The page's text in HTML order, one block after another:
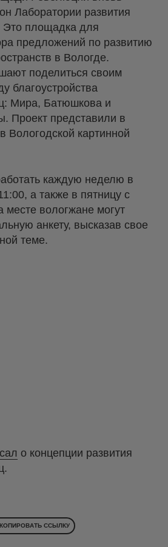
Лаборатории развития
Это площадка для
предложений по развитию
в Вологде.
поделиться своим
благоустройства
Мира, Батюшкова и
Проект представили в
Вологодской картинной
каждую неделю в
а также в пятницу с
месте вологжане могут
анкету, высказав свое
теме.
о концепции развития
ССЫЛКУ